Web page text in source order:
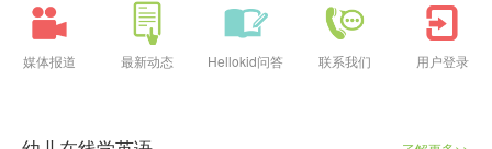
媒体报道 最新动态 Hellokid问答 联系我们 用户登录